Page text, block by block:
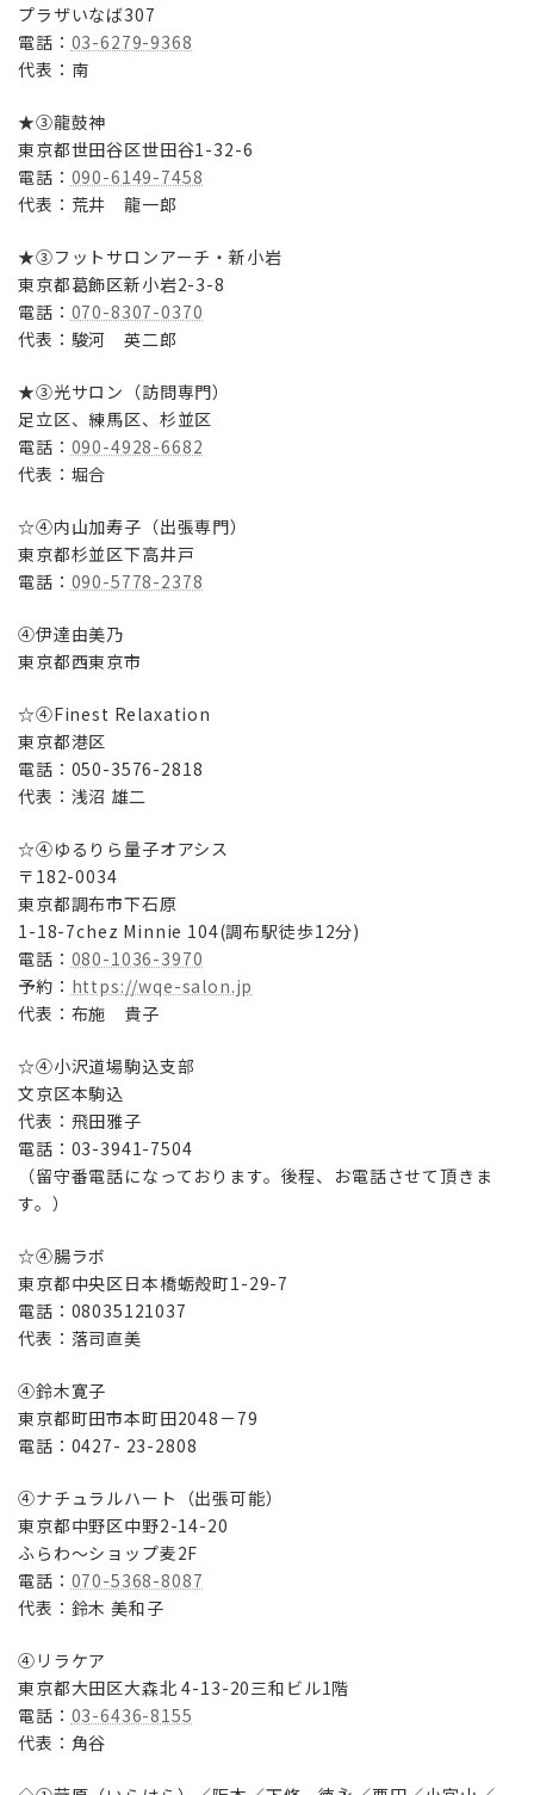
プラザいなば307
電話： 03-6279-9368
代表：南
★③龍鼓神
東京都世田谷区世田谷1-32-6
電話： 090-6149-7458
代表：荒井 龍一郎
★③フットサロンアーチ・新小岩
東京都葛飾区新小岩2-3-8
電話： 070-8307-0370
代表：駿河 英二郎
★③光サロン（訪問専門）
足立区、練馬区、杉並区
電話： 090-4928-6682
代表：堀合
☆④内山加寿子（出張専門）
東京都杉並区下高井戸
電話： 090-5778-2378
④伊達由美乃
東京都西東京市
☆④Finest Relaxation
東京都港区
電話：050-3576-2818
代表：浅沼 雄二
☆④ゆるりら量子オアシス
〒182-0034
東京都調布市下石原
1-18-7chez Minnie 104(調布駅徒歩12分)
電話： 080-1036-3970
予約： https://wqe-salon.jp
代表：布施 貴子
☆④小沢道場駒込支部
文京区本駒込
代表：飛田雅子
電話：03-3941-7504
（留守番電話になっております。後程、お電話させて頂きま
す。）
☆④腸ラボ
東京都中央区日本橋蛎殻町1-29-7
電話：08035121037
代表：落司直美
④鈴木寛子
東京都町田市本町田2048－79
電話：0427- 23-2808
④ナチュラルハート（出張可能）
東京都中野区中野2-14-20
ふらわ～ショップ麦2F
電話： 070-5368-8087
代表：鈴木 美和子
④リラケア
東京都大田区大森北 4-13-20三和ビル1階
電話： 03-6436-8155
代表：角谷